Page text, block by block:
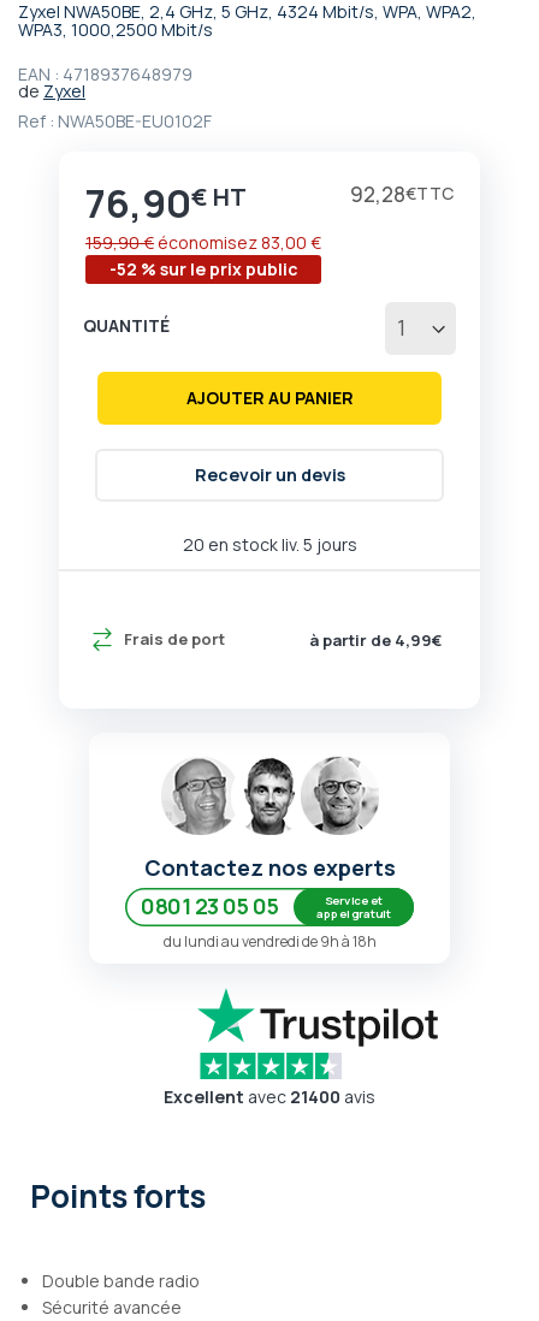
Zyxel NWA50BE, 2,4 GHz, 5 GHz, 4324 Mbit/s, WPA, WPA2,
WPA3, 1000,2500 Mbit/s
EAN : 4718937648979
de Zyxel
Ref : NWA50BE-EU0102F
Prix
76,90€ 92,28€
-52 % sur le prix public
159,90 € économisez83,00 €
20 en stock liv. 5 jours
Frais de port à partir de 4,99€
QUANTITÉ
AJOUTER AU PANIER
Recevoir un devis
Passer
début
de
la
Contactez nos experts
0801 23 05 05
Service et
appel gratuit
du lundi au vendredi de 9h à 18h
Excellent avec 21400 avis
Points forts
Double bande radio
Sécurité avancée